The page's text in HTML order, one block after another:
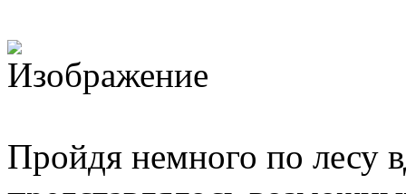
Пройдя немного по лесу